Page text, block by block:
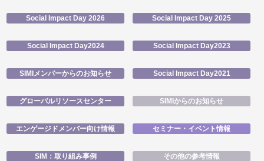
Social Impact Day 2026 Social Impact Day 2025
Social Impact Day2024 Social Impact Day2023
SIMIメンバーからのお知らせ Social Impact Day2021
グローバルリソースセンター SIMIからのお知らせ
エンゲージドメンバー向け情報 セミナー・イベント情報
SIM：取り組み事例 その他の参考情報